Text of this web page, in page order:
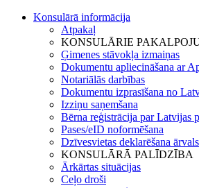
Konsulārā informācija
Atpakaļ
KONSULĀRIE
Ģimenes stāvokļa izmaiņas
Dokumentu apliecināšana ar
Notariālās darbības
Dokumentu izprasīšana no
Izziņu saņemšana
Bērna reģistrācija par Latvijas
Pases/eID noformēšana
Dzīvesvietas deklarēšana
KONSULĀRĀ PALĪDZĪBA
Ārkārtas situācijas
Ceļo droši